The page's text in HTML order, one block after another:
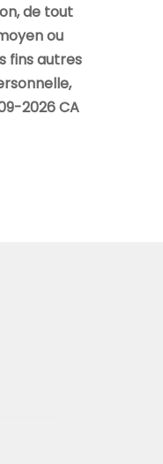
de tout
ou
fins autres
2026 CA